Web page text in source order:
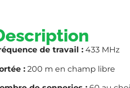
de travail : 433 MHz
: 200 m en champ libre